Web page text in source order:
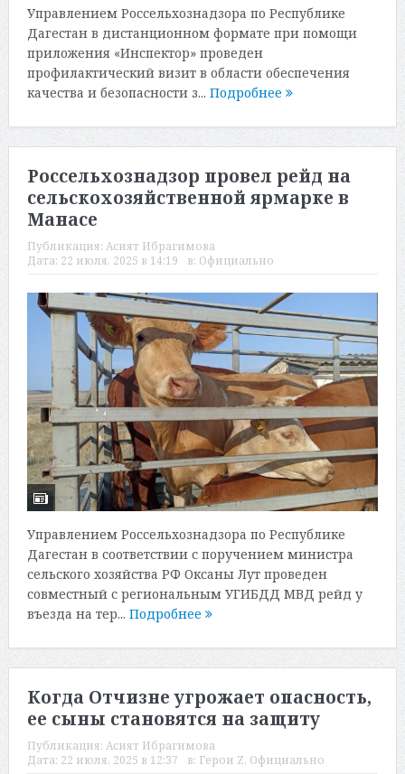
Управлением Россельхознадзора по Республике
Дагестан в дистанционном формате при помощи
приложения «Инспектор» проведен
профилактический визит в области обеспечения
качества и безопасности з... Подробнее
Россельхознадзор провел рейд на
сельскохозяйственной ярмарке в
Манасе
Публикация: Асият Ибрагимова
Дата: 22 июля, 2025 в 14:19 в: Официально
Управлением Россельхознадзора по Республике
Дагестан в соответствии с поручением министра
сельского хозяйства РФ Оксаны Лут проведен
совместный с региональным УГИБДД МВД рейд у
въезда на тер... Подробнее
Когда Отчизне угрожает опасность,
ее сыны становятся на защиту
Публикация: Асият Ибрагимова
Дата: 22 июля, 2025 в 12:37 в: Герои Z, Официально